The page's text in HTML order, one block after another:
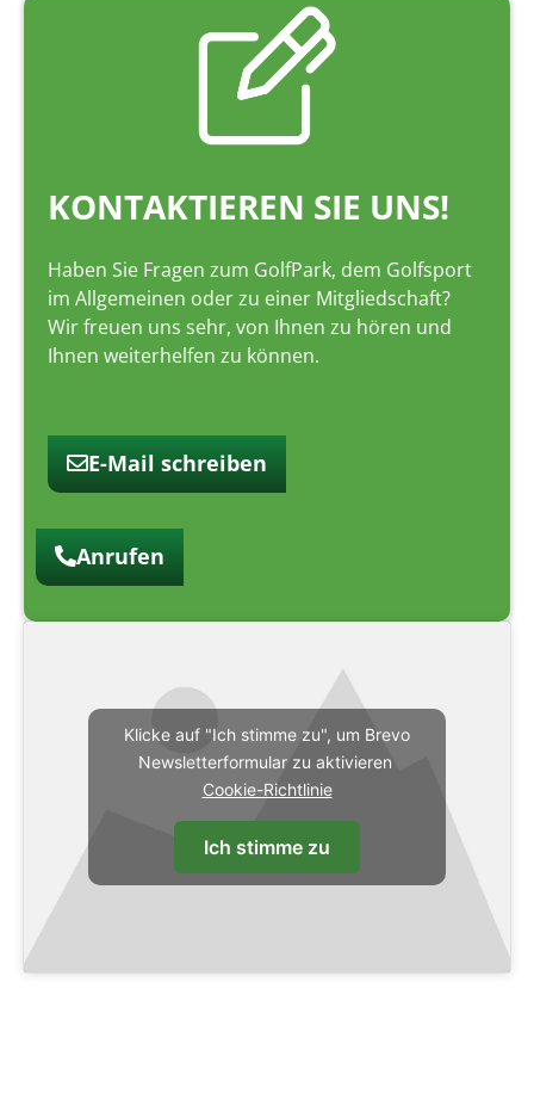
KONTAKTIEREN SIE UNS!
Haben Sie Fragen zum GolfPark, dem Golfsport
im Allgemeinen oder zu einer Mitgliedschaft?
Wir freuen uns sehr, von Ihnen zu hören und
Ihnen weiterhelfen zu können.
E-Mail schreiben
Anrufen
Klicke auf "Ich stimme zu", um Brevo
Newsletterformular zu aktivieren
Cookie-Richtlinie
Ich stimme zu